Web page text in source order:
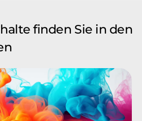
finden Sie in den